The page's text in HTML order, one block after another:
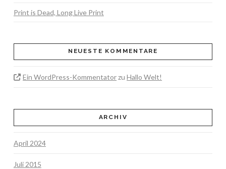
Print is Dead, Long Live Print
NEUESTE KOMMENTARE
Ein WordPress-KommentatorzuHallo Welt!
ARCHIV
April 2024
Juli 2015